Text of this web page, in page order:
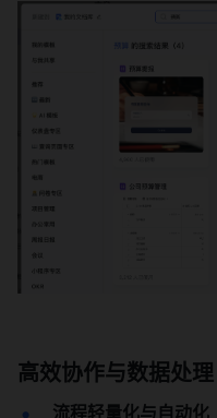
高效协作与数据处理
流程轻量化与自动化